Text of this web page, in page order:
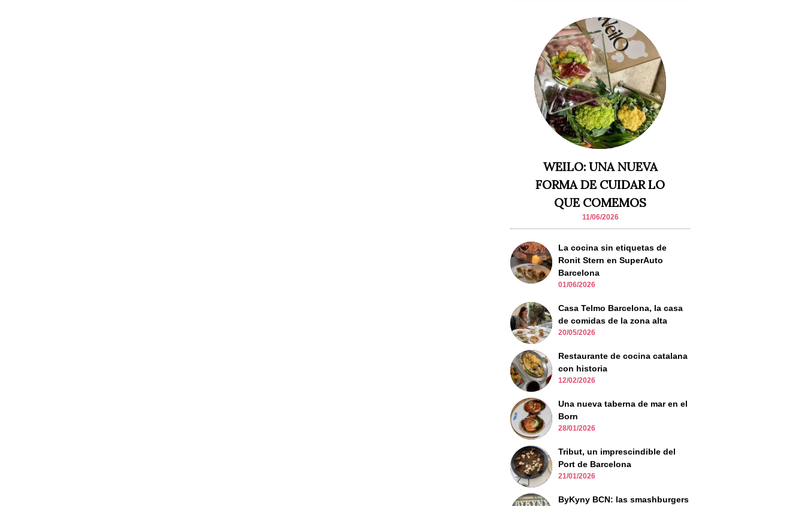
WEILO: UNA NUEVA
FORMA DE CUIDAR LO
QUE COMEMOS
11/06/2026
La cocina sin etiquetas de
Ronit Stern en SuperAuto
Barcelona
01/06/2026
Casa Telmo Barcelona, la casa
de comidas de la zona alta
20/05/2026
Restaurante de cocina catalana
con historia
12/02/2026
Una nueva taberna de mar en el
Born
28/01/2026
Tribut, un imprescindible del
Port de Barcelona
21/01/2026
ByKyny BCN: las smashburgers